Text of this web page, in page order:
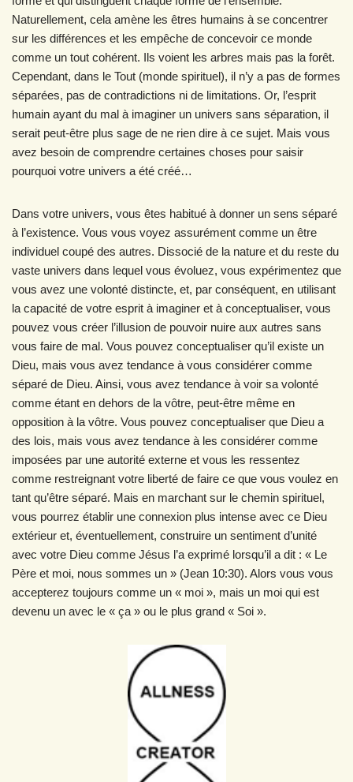
Naturellement, cela amène les êtres humains à se concentrer
sur les différences et les empêche de concevoir ce monde
comme un tout cohérent. Ils voient les arbres mais pas la forêt.
Cependant, dans le Tout (monde spirituel), il n’y a pas de formes
séparées, pas de contradictions ni de limitations. Or, l’esprit
humain ayant du mal à imaginer un univers sans séparation, il
serait peut-être plus sage de ne rien dire à ce sujet. Mais vous
avez besoin de comprendre certaines choses pour saisir
pourquoi votre univers a été créé…
Dans votre univers, vous êtes habitué à donner un sens séparé
à l’existence. Vous vous voyez assurément comme un être
individuel coupé des autres. Dissocié de la nature et du reste du
vaste univers dans lequel vous évoluez, vous expérimentez que
vous avez une volonté distincte, et, par conséquent, en utilisant
la capacité de votre esprit à imaginer et à conceptualiser, vous
pouvez vous créer l’illusion de pouvoir nuire aux autres sans
vous faire de mal. Vous pouvez conceptualiser qu’il existe un
Dieu, mais vous avez tendance à vous considérer comme
séparé de Dieu. Ainsi, vous avez tendance à voir sa volonté
comme étant en dehors de la vôtre, peut-être même en
opposition à la vôtre. Vous pouvez conceptualiser que Dieu a
des lois, mais vous avez tendance à les considérer comme
imposées par une autorité externe et vous les ressentez
comme restreignant votre liberté de faire ce que vous voulez en
tant qu’être séparé. Mais en marchant sur le chemin spirituel,
vous pourrez établir une connexion plus intense avec ce Dieu
extérieur et, éventuellement, construire un sentiment d’unité
avec votre Dieu comme Jésus l’a exprimé lorsqu’il a dit : « Le
Père et moi, nous sommes un » (Jean 10:30). Alors vous vous
accepterez toujours comme un « moi », mais un moi qui est
devenu un avec le « ça » ou le plus grand « Soi ».